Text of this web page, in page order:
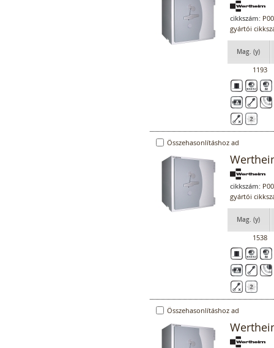
cikkszám:
gyártói
Mag. (y)
1193
Összehasonlításhoz ad
cikkszám:
gyártói
Mag. (y)
1538
Összehasonlításhoz ad